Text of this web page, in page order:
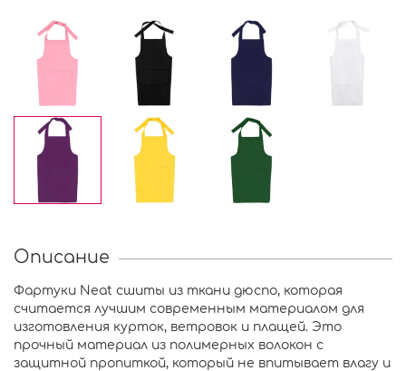
Описание
Фартуки Neat сшиты из ткани дюспо, которая
считается лучшим современным материалом для
изготовления курток, ветровок и плащей. Это
прочный материал из полимерных волокон с
защитной пропиткой, который не впитывает влагу и